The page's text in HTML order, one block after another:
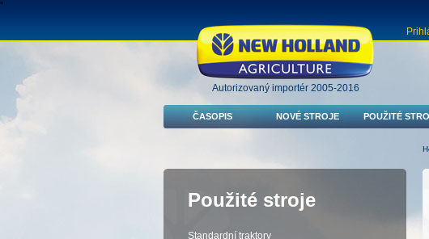
"
Autorizovaný importér 2005-2016
ČASOPIS NOVÉ STROJE POUŽITÉ
Použité stroje
Standardní traktory